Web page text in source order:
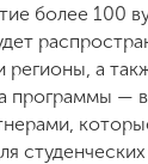
более 100
регионы, а
программы —